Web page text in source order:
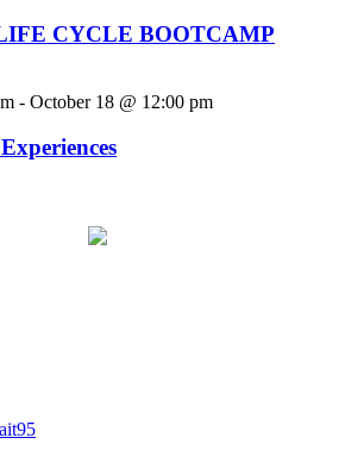
CYCLE BOOTCAMP
- October 18 @ 12:00 pm
95